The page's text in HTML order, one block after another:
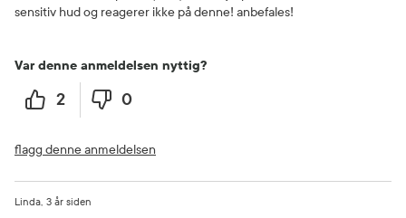
sensitiv hud og reagerer ikke på denne! anbefales!
Var denne anmeldelsen nyttig?
2 0
flagg denne anmeldelsen
3 år siden
Linda